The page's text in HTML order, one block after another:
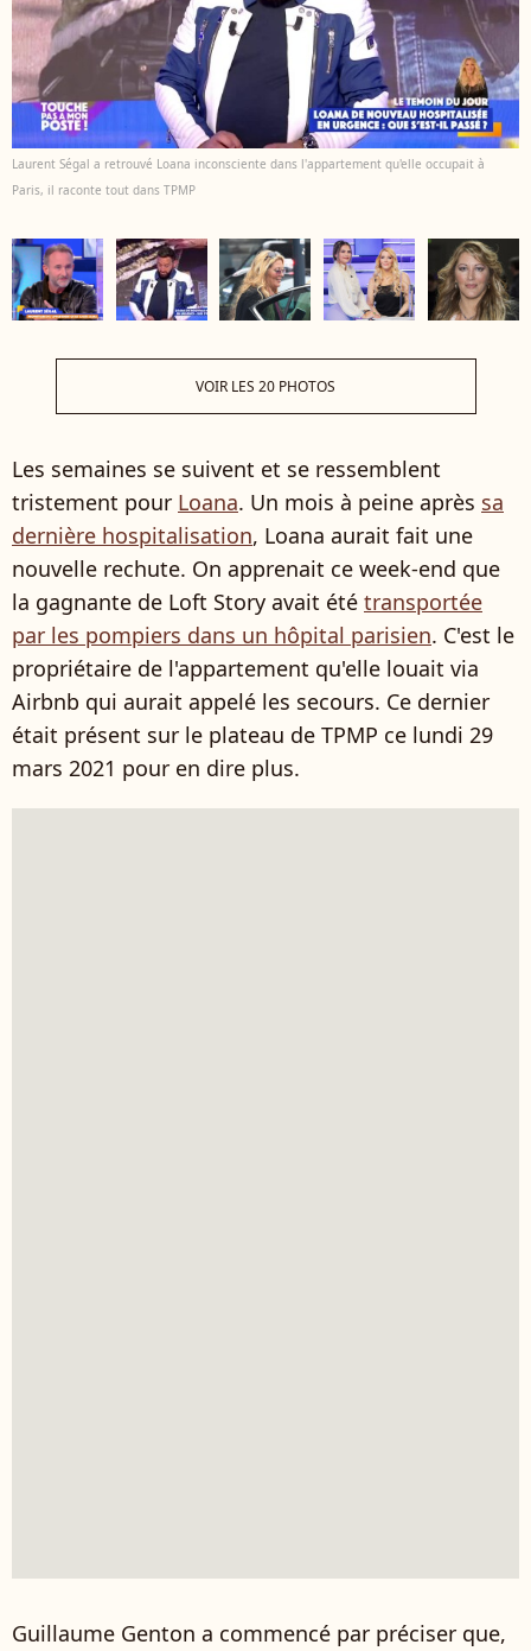
Laurent Ségal a retrouvé Loana inconsciente dans l'appartement qu'elle occupait à
Paris, il raconte tout dans TPMP
VOIR LES 20 PHOTOS
Les semaines se suivent et se ressemblent
tristement pour Loana. Un mois à peine après sa
dernière hospitalisation, Loana aurait fait une
nouvelle rechute. On apprenait ce week-end que
la gagnante de Loft Story avait été transportée
par les pompiers dans un hôpital parisien. C'est le
propriétaire de l'appartement qu'elle louait via
Airbnb qui aurait appelé les secours. Ce dernier
était présent sur le plateau de TPMP ce lundi 29
mars 2021 pour en dire plus.
Guillaume Genton a commencé par préciser que,